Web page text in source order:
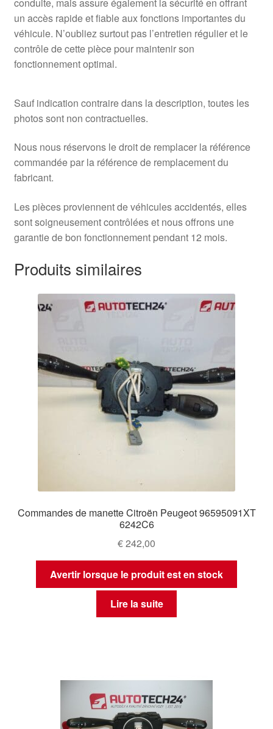
conduite, mais assure également la sécurité en offrant
un accès rapide et fiable aux fonctions importantes du
véhicule. N’oubliez surtout pas l’entretien régulier et le
contrôle de cette pièce pour maintenir son
fonctionnement optimal.
Sauf indication contraire dans la description, toutes les
photos sont non contractuelles.
Nous nous réservons le droit de remplacer la référence
commandée par la référence de remplacement du
fabricant.
Les pièces proviennent de véhicules accidentés, elles
sont soigneusement contrôlées et nous offrons une
garantie de bon fonctionnement pendant 12 mois.
Produits similaires
Commandes de manette Citroën Peugeot 96595091XT
6242C6
€242,00
Avertir lorsque le produit est en stock
Lire la suite